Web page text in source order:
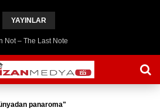
YAYINLAR
Not – The Last Note
panaroma"